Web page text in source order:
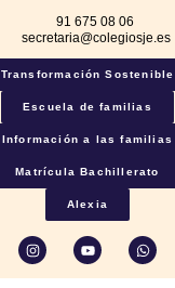
91 675 08 06
secretaria@colegiosje.es
Transformación Sostenible
Escuela de familias
Información a las familias
Matrícula Bachillerato
Alexia